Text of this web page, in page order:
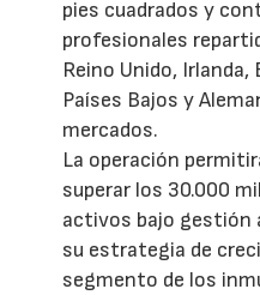
pies cuadrados y
profesionales
Reino Unido, Irlanda,
Países Bajos y
mercados.
La operación
superar los 30.000
activos bajo gestión
su estrategia de
segmento de los